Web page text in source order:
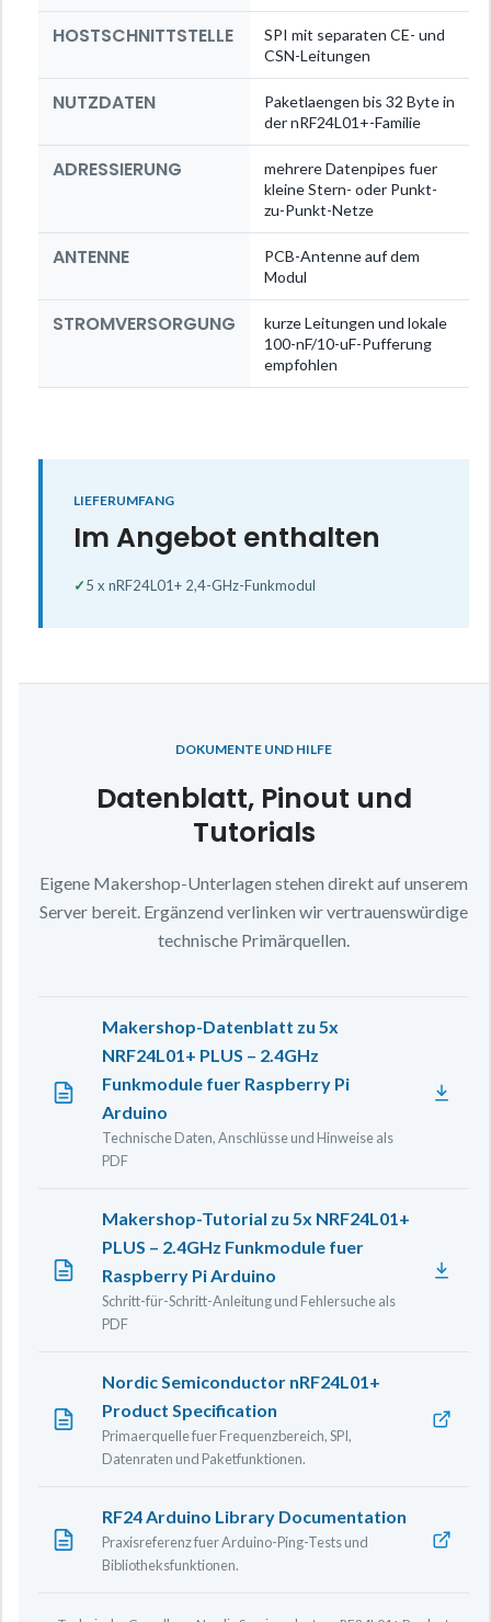
HOSTSCHNITTSTELLE
SPI mit separaten CE- und
CSN-Leitungen
NUTZDATEN
Paketlaengen bis 32 Byte in
der nRF24L01+-Familie
ADRESSIERUNG
mehrere Datenpipes fuer
kleine Stern- oder Punkt-
zu-Punkt-Netze
ANTENNE
PCB-Antenne auf dem
Modul
STROMVERSORGUNG
kurze Leitungen und lokale
100-nF/10-uF-Pufferung
empfohlen
LIEFERUMFANG
Im Angebot enthalten
✓5 x nRF24L01+ 2,4-GHz-Funkmodul
DOKUMENTE UND HILFE
Datenblatt, Pinout und
Tutorials
Eigene Makershop-Unterlagen stehen direkt auf unserem
Server bereit. Ergänzend verlinken wir vertrauenswürdige
technische Primärquellen.
Makershop-Datenblatt zu 5x
NRF24L01+ PLUS – 2.4GHz
Funkmodule fuer Raspberry Pi
Arduino
Technische Daten, Anschlüsse und Hinweise als
PDF
Makershop-Tutorial zu 5x NRF24L01+
PLUS – 2.4GHz Funkmodule fuer
Raspberry Pi Arduino
Schritt-für-Schritt-Anleitung und Fehlersuche als
PDF
Nordic Semiconductor nRF24L01+
Product Specification
Primaerquelle fuer Frequenzbereich, SPI,
Datenraten und Paketfunktionen.
RF24 Arduino Library Documentation
Praxisreferenz fuer Arduino-Ping-Tests und
Bibliotheksfunktionen.